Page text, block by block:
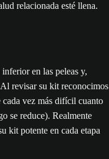
relacionada esté llena.
en las peleas y,
revisar su kit reconocimos
vez más difícil cuanto
se reduce). Realmente
kit potente en cada etapa